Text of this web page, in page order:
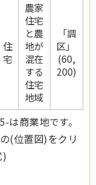
住
宅
農家
住宅
と農
地が
混在
する
住宅
地域
「調
区」
(60,
200)
商業地です。
(位置図)をクリ
)